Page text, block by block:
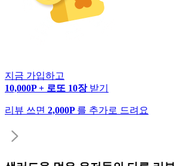
지금 가입하고
10,000P + 로또 10장 받기
리뷰 쓰면 2,000P 를 추가로 드려요